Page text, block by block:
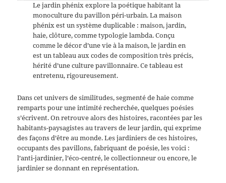
Le jardin phénix explore la poétique habitant la
monoculture du pavillon péri-urbain. La maison
phénix est un système duplicable : maison, jardin,
haie, clôture, comme typologie lambda. Conçu
comme le décor d’une vie à la maison, le jardin en
est un tableau aux codes de composition très précis,
hérité d’une culture pavillonnaire. Ce tableau est
entretenu, rigoureusement.
Dans cet univers de similitudes, segmenté de haie comme
remparts pour une intimité recherchée, quelques poésies
s’écrivent. On retrouve alors des histoires, racontées par les
habitants-paysagistes au travers de leur jardin, qui exprime
des façons d’être au monde. Les jardiniers de ces histoires,
occupants des pavillons, fabriquant de poésie, les voici :
l’anti-jardinier, l’éco-centré, le collectionneur ou encore, le
jardinier se donnant en représentation.